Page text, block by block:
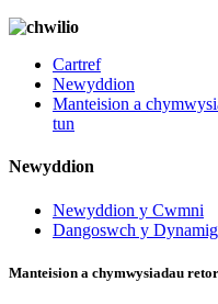
Cartref
Newyddion
Manteision a
tun
Newyddion
Newyddion y Cwmni
Dangoswch y Dynamig
Manteision a chymwysiadau